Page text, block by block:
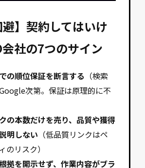
避】契約してはいけ
社の7つのサイン
の順位保証を断言する （検索
次第。保証は原理的に不
の本数だけを売り、品質や獲得
明しない （低品質リンクはペ
のリスク）
拠を開示せず、作業内容がブラ